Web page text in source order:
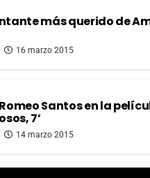
más querido de
16 marzo 2015
Santos en la
7’
14 marzo 2015